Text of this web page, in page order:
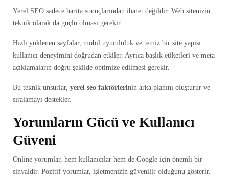
Yerel SEO sadece harita sonuçlarından ibaret değildir. Web sitenizin
teknik olarak da güçlü olması gerekir.
Hızlı yüklenen sayfalar, mobil uyumluluk ve temiz bir site yapısı
kullanıcı deneyimini doğrudan etkiler. Ayrıca başlık etiketleri ve meta
açıklamaların doğru şekilde optimize edilmesi gerekir.
Bu teknik unsurlar, yerel seo faktörlerinin arka planını oluşturur ve
sıralamayı destekler.
Yorumların Gücü ve Kullanıcı
Güveni
Online yorumlar, hem kullanıcılar hem de Google için önemli bir
sinyaldir. Pozitif yorumlar, işletmenizin güvenilir olduğunu gösterir.